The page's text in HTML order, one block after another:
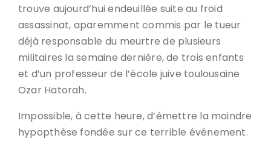
trouve aujourd’hui endeuillée suite au froid
assassinat, aparemment commis par le tueur
déjà responsable du meurtre de plusieurs
militaires la semaine dernière, de trois enfants
et d’un professeur de l’école juive toulousaine
Ozar Hatorah.
Impossible, à cette heure, d’émettre la moindre
hypopthèse fondée sur ce terrible événement.